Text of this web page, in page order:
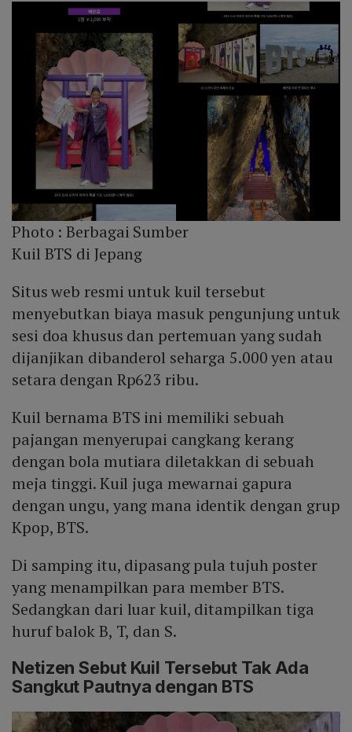
Photo :Berbagai Sumber
Kuil BTS di Jepang
Situs web resmi untuk kuil tersebut
menyebutkan biaya masuk pengunjung untuk
sesi doa khusus dan pertemuan yang sudah
dijanjikan dibanderol seharga 5.000 yen atau
setara dengan Rp623 ribu.
Kuil bernama BTS ini memiliki sebuah
pajangan menyerupai cangkang kerang
dengan bola mutiara diletakkan di sebuah
meja tinggi. Kuil juga mewarnai gapura
dengan ungu, yang mana identik dengan grup
Kpop, BTS.
Di samping itu, dipasang pula tujuh poster
yang menampilkan para member BTS.
Sedangkan dari luar kuil, ditampilkan tiga
huruf balok B, T, dan S.
Netizen Sebut Kuil Tersebut Tak Ada
Sangkut Pautnya dengan BTS